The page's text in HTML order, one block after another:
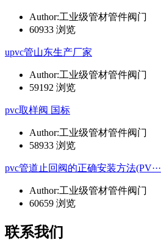
Author:工业级管材管件阀门
60933 浏览
upvc管山东生产厂家
Author:工业级管材管件阀门
59192 浏览
pvc取样阀 国标
Author:工业级管材管件阀门
58933 浏览
pvc管道止回阀的正确安装方法(PV···
Author:工业级管材管件阀门
60659 浏览
联系我们